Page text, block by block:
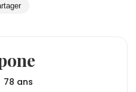
78 ans